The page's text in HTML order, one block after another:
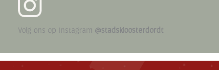
Volg ons op Instagram @stadskloosterdordt